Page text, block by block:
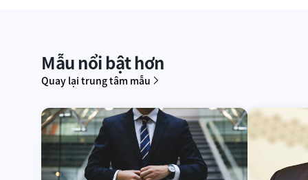
Mẫu nổi bật hơn
Quay lại trung tâm mẫu